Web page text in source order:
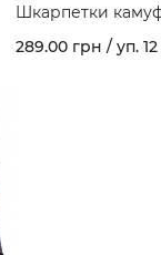
Шкарпетки
демісезон арт.
289.00 грн / уп.